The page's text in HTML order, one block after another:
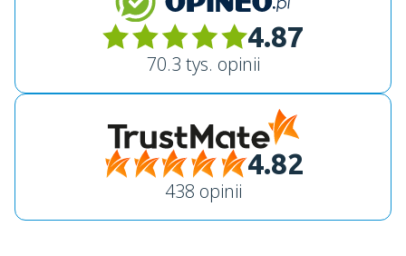
4.87
70.3 tys. opinii
4.82
438 opinii